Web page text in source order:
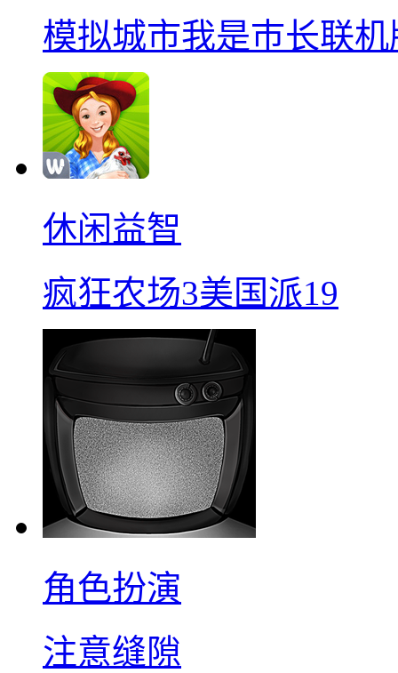
模拟城市我是巿长联机
休闲益智
疯狂农场3美国派19
角色扮演
注意缝隙